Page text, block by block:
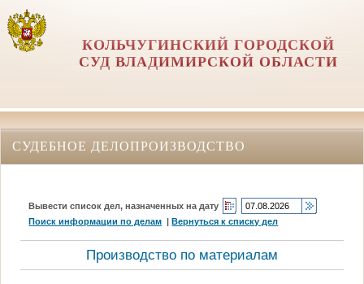
КОЛЬЧУГИНСКИЙ ГОРОДСКОЙ
СУД ВЛАДИМИРСКОЙ ОБЛАСТИ
СУДЕБНОЕ ДЕЛОПРОИЗВОДСТВО
Вывести список дел, назначенных на дату
Поиск информации по делам |Вернуться к списку дел
Производство по материалам